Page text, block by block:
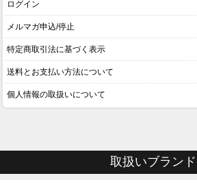
ログイン
メルマガ申込/停止
特定商取引法に基づく表示
送料とお支払い方法について
個人情報の取扱いについて
取扱いブランド